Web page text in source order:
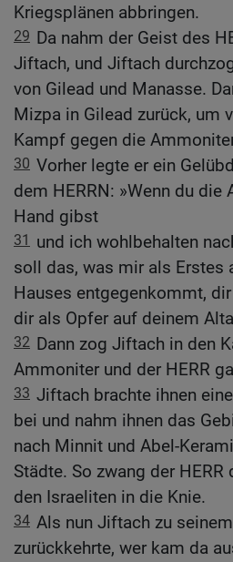
Kriegsplänen abbringen.
29 Da nahm der Geist des
Jiftach, und Jiftach
von Gilead und Manasse.
Mizpa in Gilead zurück, um
Kampf gegen die
30 Vorher legte er ein
dem HERRN: »Wenn du
Hand gibst
31
und ich wohlbehalten
soll das, was mir als Erstes
Hauses entgegenkommt,
dir als Opfer auf deinem
32 Dann zog Jiftach in den
Ammoniter und der HERR
33 Jiftach brachte ihnen
bei und nahm ihnen das
nach Minnit und Abel-
Städte. So zwang der
den Israeliten in die Knie.
34 Als nun Jiftach zu
zurückkehrte, wer kam da